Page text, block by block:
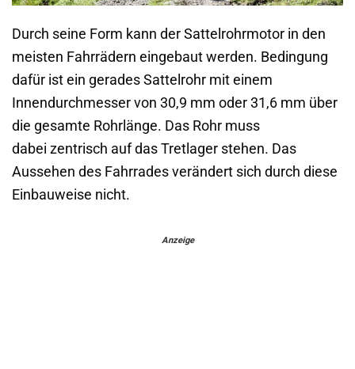
Durch seine Form kann der Sattelrohrmotor in den
meisten Fahrrädern eingebaut werden. Bedingung
dafür ist ein gerades Sattelrohr mit einem
Innendurchmesser von 30,9 mm oder 31,6 mm über
die gesamte Rohrlänge. Das Rohr muss
dabei zentrisch auf das Tretlager stehen. Das
Aussehen des Fahrrades verändert sich durch diese
Einbauweise nicht.
Anzeige